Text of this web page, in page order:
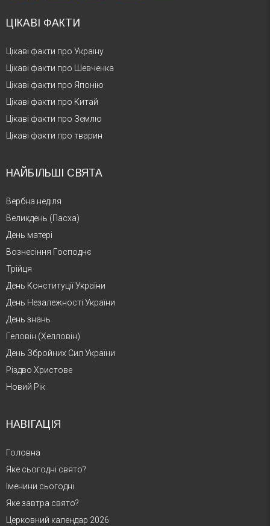
ЦІКАВІ ФАКТИ
Цікаві факти про Україну
Цікаві факти про Шевченка
Цікаві факти про Японію
Цікаві факти про Китай
Цікаві факти про Землю
Цікаві факти про тварин
НАЙБІЛЬШІ СВЯТА
Вербна неділя
Великдень (Пасха)
День матері
Вознесіння Господнє
Трійця
День Конституції України
День Незалежності України
День знань
Геловін (Хелловін)
День Збройних Сил України
Різдво Христове
Новий Рік
НАВІГАЦІЯ
Головна
Яке сьогодні свято?
Іменини сьогодні
Яке завтра свято?
Церковний календар 2026